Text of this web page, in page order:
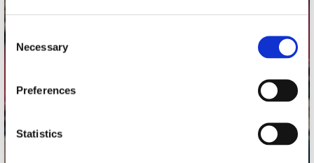
Consent
Selection
Necessary
Preferences
Statistics